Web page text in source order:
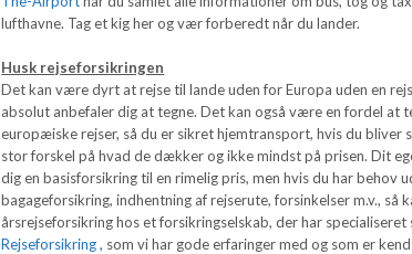
lufthavne. Tag et kig her og vær forberedt når du lander.
Husk rejseforsikringen
Det kan være dyrt at rejse til lande uden for Europa uden en
absolut anbefaler dig at tegne. Det kan også være en fordel at
europæiske rejser, så du er sikret hjemtransport, hvis du bliver
stor forskel på hvad de dækker og ikke mindst på prisen. Dit
dig en basisforsikring til en rimelig pris, men hvis du har behov
bagageforsikring, indhentning af rejserute, forsinkelser m.v., så
årsrejseforsikring hos et forsikringselskab, der har specialiseret
Rejseforsikring, som vi har gode erfaringer med og som er